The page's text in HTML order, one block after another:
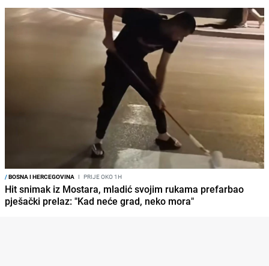
/BOSNA I HERCEGOVINA I PRIJE OKO 1H
Hit snimak iz Mostara, mladić svojim rukama prefarbao
pješački prelaz: "Kad neće grad, neko mora"